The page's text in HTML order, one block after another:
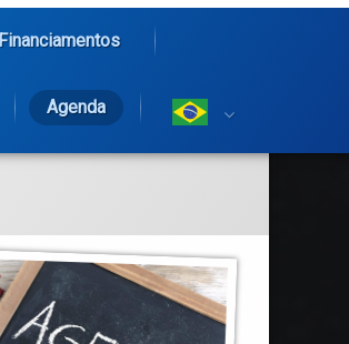
Financiamentos
Agenda